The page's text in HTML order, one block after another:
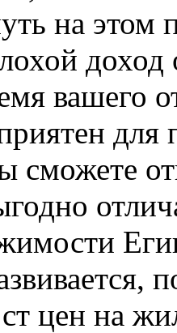
на этом
доход
вашего
сможете
цен на